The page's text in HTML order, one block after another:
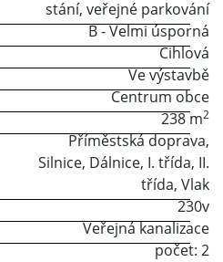
stání, veřejné parkování
B - Velmi úsporná
Cihlová
Ve výstavbě
Centrum obce
238 m2
Příměstská doprava,
Silnice, Dálnice, I. třída, II.
třída, Vlak
230v
Veřejná kanalizace
počet: 2